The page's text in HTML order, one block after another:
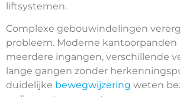
liftsystemen.
Complexe gebouwindelingen
probleem. Moderne kantoorpanden
meerdere ingangen, verschillende
lange gangen zonder
duidelijke bewegwijzering weten